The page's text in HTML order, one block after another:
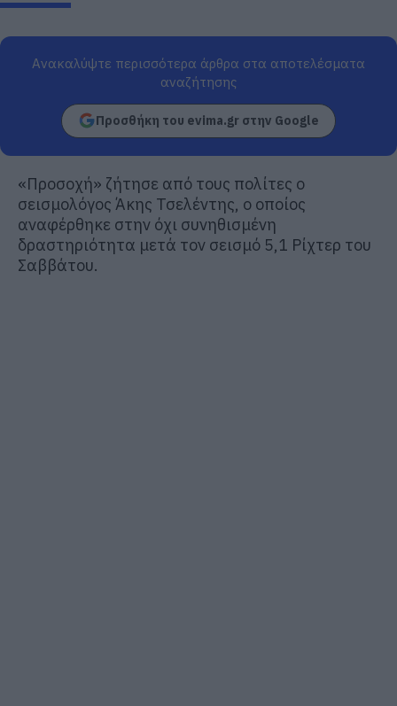
Ανακαλύψτε περισσότερα άρθρα στα αποτελέσματα
αναζήτησης
Προσθήκη του evima.gr στην Google
«Προσοχή» ζήτησε από τους πολίτες ο
σεισμολόγος Άκης Τσελέντης, ο οποίος
αναφέρθηκε στην όχι συνηθισμένη
δραστηριότητα μετά τον σεισμό 5,1 Ρίχτερ του
Σαββάτου.